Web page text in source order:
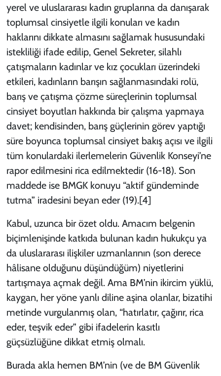
yerel ve uluslararası kadın gruplarına da danışarak
toplumsal cinsiyetle ilgili konuları ve kadın
haklarını dikkate almasını sağlamak hususundaki
istekliliği ifade edilip, Genel Sekreter, silahlı
çatışmaların kadınlar ve kız çocukları üzerindeki
etkileri, kadınların barışın sağlanmasındaki rolü,
barış ve çatışma çözme süreçlerinin toplumsal
cinsiyet boyutları hakkında bir çalışma yapmaya
davet; kendisinden, barış güçlerinin görev yaptığı
süre boyunca toplumsal cinsiyet bakış açısı ve ilgili
tüm konulardaki ilerlemelerin Güvenlik Konseyi’ne
rapor edilmesini rica edilmektedir(16-18). Son
maddede ise BMGK konuyu “aktif gündeminde
tutma” iradesini beyan eder (19).[4]
Kabul, uzunca bir özet oldu. Amacım belgenin
biçimlenişinde katkıda bulunan kadın hukukçu ya
da uluslararası ilişkiler uzmanlarının (son derece
hâlisane olduğunu düşündüğüm) niyetlerini
tartışmaya açmak değil. Ama BM’nin ikircim yüklü,
kaygan, her yöne yanlı diline aşina olanlar, bizatihi
metinde vurgulanmış olan, “hatırlatır, çağırır, rica
eder, teşvik eder” gibi ifadelerin kasıtlı
güçsüzlüğüne dikkat etmiş olmalı.
Burada akla hemen BM’nin (ve de BM Güvenlik